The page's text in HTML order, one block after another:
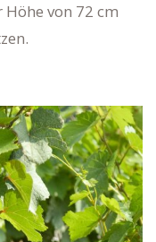
von 72 cm